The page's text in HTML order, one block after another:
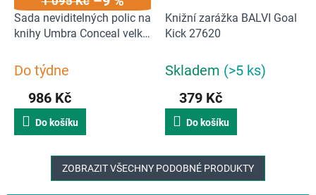
Sada neviditelných polic na
knihy Umbra Conceal velké
Do týdne
986 Kč
Do košíku
Knižní zarážka BALVI Goal
Kick 27620
Skladem (>5 ks)
379 Kč
Do košíku
ZOBRAZIT VŠECHNY PODOBNÉ PRODUKTY